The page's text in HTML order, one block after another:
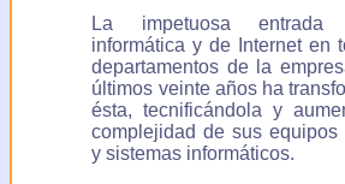
La impetuosa
informática y de Internet en
departamentos de la
últimos veinte años ha
ésta, tecnificándola y
complejidad de sus equipos
y sistemas informáticos.